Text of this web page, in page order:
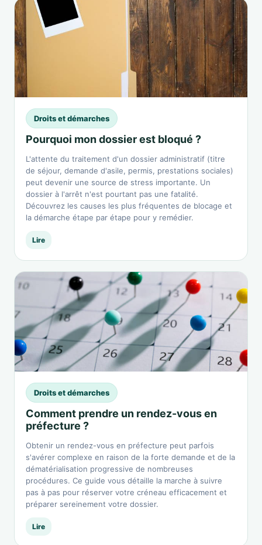
Droits et démarches
Pourquoi mon dossier est bloqué ?
L'attente du traitement d'un dossier administratif (titre
de séjour, demande d'asile, permis, prestations sociales)
peut devenir une source de stress importante. Un
dossier à l'arrêt n'est pourtant pas une fatalité.
Découvrez les causes les plus fréquentes de blocage et
la démarche étape par étape pour y remédier.
Lire
Droits et démarches
Comment prendre un rendez-vous en
préfecture ?
Obtenir un rendez-vous en préfecture peut parfois
s'avérer complexe en raison de la forte demande et de la
dématérialisation progressive de nombreuses
procédures. Ce guide vous détaille la marche à suivre
pas à pas pour réserver votre créneau efficacement et
préparer sereinement votre dossier.
Lire